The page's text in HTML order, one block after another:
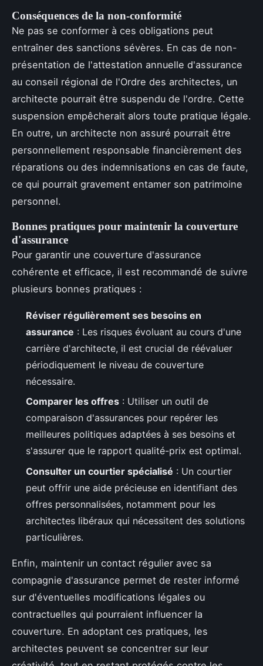
Conséquences de la non-conformité
Ne pas se conformer à ces obligations peut
entraîner des sanctions sévères. En cas de non-
présentation de l'attestation annuelle d'assurance
au conseil régional de l'Ordre des architectes, un
architecte pourrait être suspendu de l'ordre. Cette
suspension empêcherait alors toute pratique légale.
En outre, un architecte non assuré pourrait être
personnellement responsable financièrement des
réparations ou des indemnisations en cas de faute,
ce qui pourrait gravement entamer son patrimoine
personnel.
Bonnes pratiques pour maintenir la couverture
d'assurance
Pour garantir une couverture d'assurance
cohérente et efficace, il est recommandé de suivre
plusieurs bonnes pratiques :
Réviser régulièrement ses besoins en
assurance : Les risques évoluant au cours d'une
carrière d'architecte, il est crucial de réévaluer
périodiquement le niveau de couverture
nécessaire.
Comparer les offres : Utiliser un outil de
comparaison d'assurances pour repérer les
meilleures politiques adaptées à ses besoins et
s'assurer que le rapport qualité-prix est optimal.
Consulter un courtier spécialisé : Un courtier
peut offrir une aide précieuse en identifiant des
offres personnalisées, notamment pour les
architectes libéraux qui nécessitent des solutions
particulières.
Enfin, maintenir un contact régulier avec sa
compagnie d'assurance permet de rester informé
sur d'éventuelles modifications légales ou
contractuelles qui pourraient influencer la
couverture. En adoptant ces pratiques, les
architectes peuvent se concentrer sur leur